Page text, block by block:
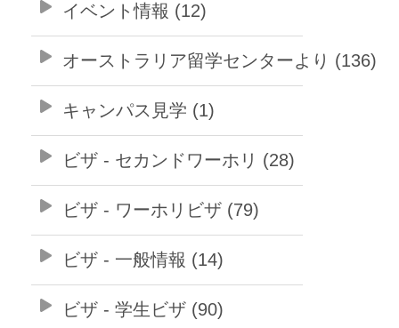
イベント情報 (12)
オーストラリア留学センターより (136)
キャンパス見学 (1)
ビザ - セカンドワーホリ (28)
ビザ - ワーホリビザ (79)
ビザ - 一般情報 (14)
ビザ - 学生ビザ (90)